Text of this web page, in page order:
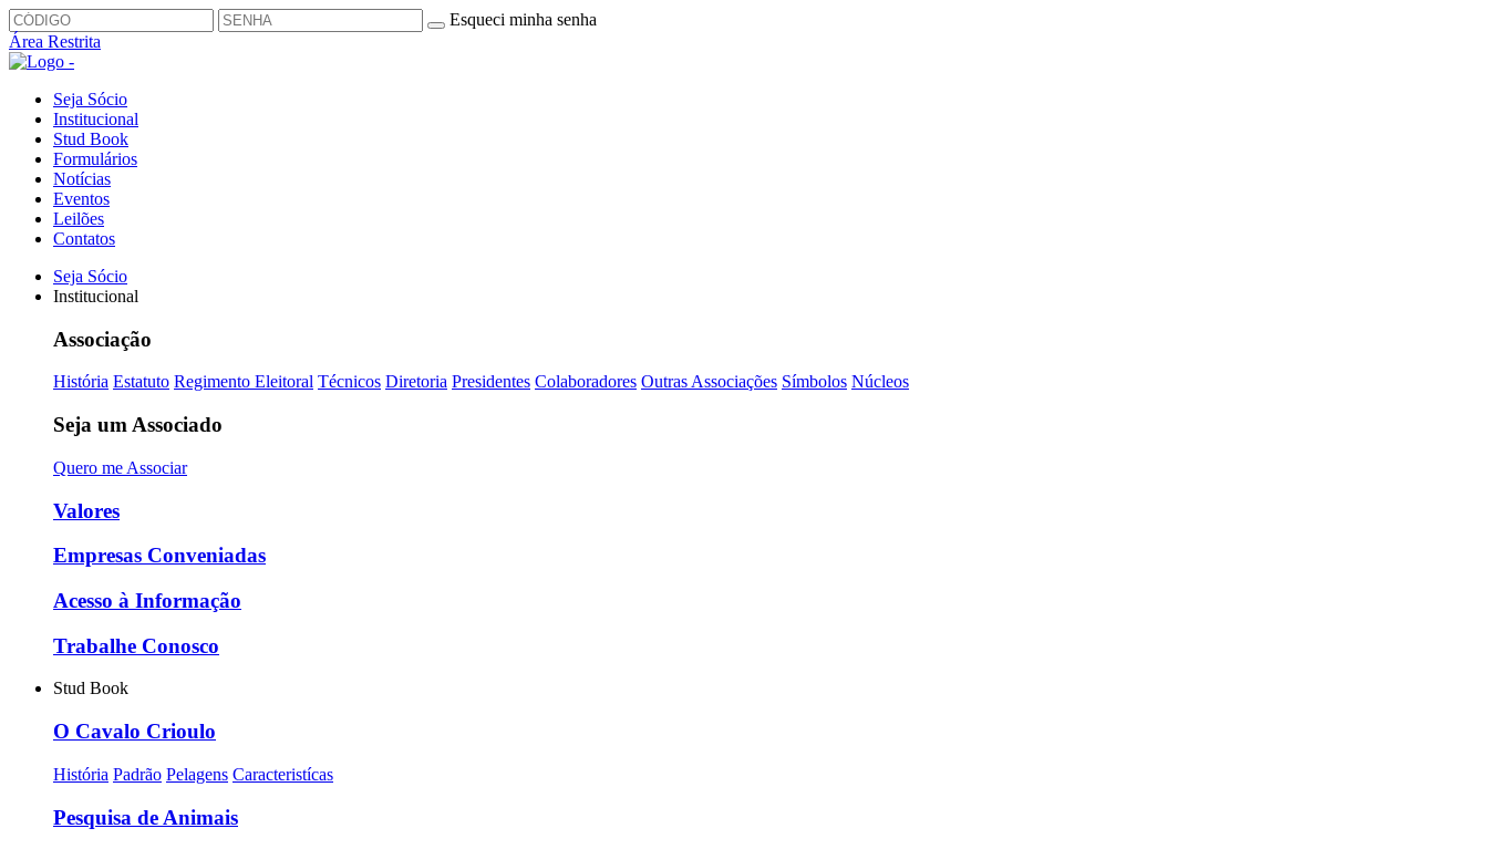
Esqueci minha senha
Área Restrita
Seja Sócio
Institucional
Stud Book
Formulários
Notícias
Eventos
Leilões
Contatos
Seja Sócio
Institucional
Associação
História Estatuto Regimento Eleitoral Técnicos Diretoria Presidentes Colaboradores Outras Associações Símbolos Núcleos
Seja um Associado
Quero me Associar
Valores
Empresas Conveniadas
Acesso à Informação
Trabalhe Conosco
Stud Book
O Cavalo Crioulo
História Padrão Pelagens Caracteristícas
Pesquisa de Animais